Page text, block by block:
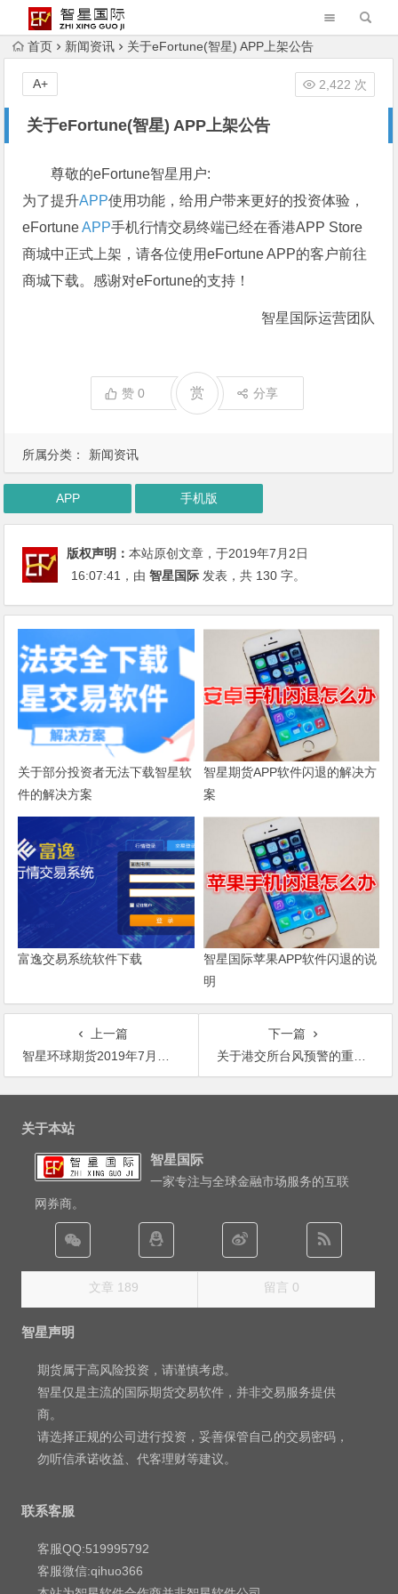
首页 新闻资讯 关于eFortune(智星) APP上架公告
关于eFortune(智星) APP上架公告
2,422 次
A+
所属分类： 新闻资讯
尊敬的eFortune智星用户:
为了提升APP使用功能，给用户带来更好的投资体验，
eFortuneAPP手机行情交易终端已经在香港APP Store
商城中正式上架，请各位使用eFortune APP的客户前往
商城下载。感谢对eFortune的支持！
智星国际运营团队
赞0 赏 分享
APP 手机版
版权声明：本站原创文章，于2019年7月2日
16:07:41 ，由智星国际 发表，共 130 字。
关于部分投资者无法下载智星软
件的解决方案
智星期货APP软件闪退的解决方
案
富逸交易系统软件下载
智星国际苹果APP软件闪退的说
明
上一篇
智星环球期货2019年7月假期交易时间通知
下一篇
关于港交所台风预警的重要通知
文
关于本站
智星国际
一家专注与全球金融市场服务的互联
网券商。
文章 189 留言 0
智星声明
期货属于高风险投资，请谨慎考虑。
智星仅是主流的国际期货交易软件，并非交易服务提供
商。
请选择正规的公司进行投资，妥善保管自己的交易密码，
勿听信承诺收益、代客理财等建议。
联系客服
客服QQ:519995792
客服微信:qihuo366